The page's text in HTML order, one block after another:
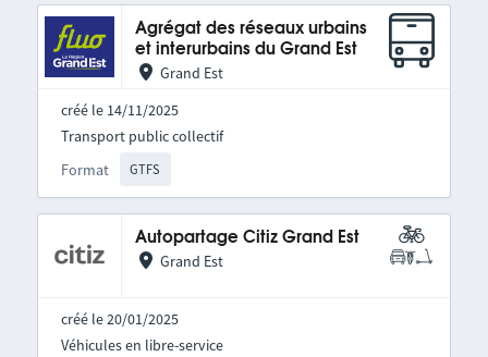
Agrégat des réseaux urbains
et interurbains du Grand Est
Grand Est
créé le 14/11/2025
Format GTFS
Transport public collectif
Autopartage Citiz Grand Est
Grand Est
créé le 20/01/2025
Véhicules en libre-service